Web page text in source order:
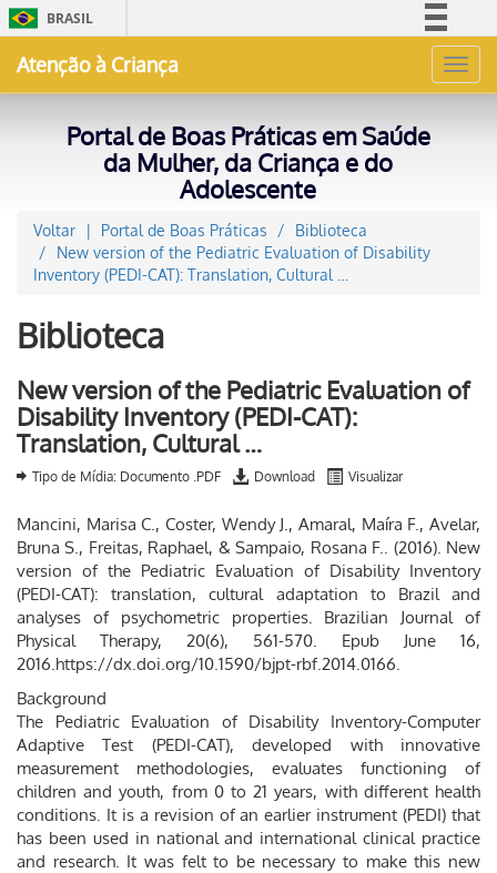
BRASIL
Acesso à informação
Atenção à Criança
Portal de Boas Práticas em Saúde
da Mulher, da Criança e do
Adolescente
Voltar Portal de Boas Práticas
Biblioteca
New version of the Pediatric Evaluation of Disability
Inventory (PEDI-CAT): Translation, Cultural …
Biblioteca
New version of the Pediatric Evaluation of
Disability Inventory (PEDI-CAT):
Translation, Cultural …
Tipo de Mídia: Documento .PDF Download Visualizar
Mancini, Marisa C., Coster, Wendy J., Amaral, Maíra F., Avelar,
Bruna S., Freitas, Raphael, & Sampaio, Rosana F.. (2016). New
version of the Pediatric Evaluation of Disability Inventory
(PEDI-CAT): translation, cultural adaptation to Brazil and
analyses of psychometric properties. Brazilian Journal of
Physical Therapy, 20(6), 561-570. Epub June 16,
2016.https://dx.doi.org/10.1590/bjpt-rbf.2014.0166.
Background
The Pediatric Evaluation of Disability Inventory-Computer
Adaptive Test (PEDI-CAT), developed with innovative
measurement methodologies, evaluates functioning of
children and youth, from 0 to 21 years, with different health
conditions. It is a revision of an earlier instrument (PEDI) that
has been used in national and international clinical practice
and research. It was felt to be necessary to make this new